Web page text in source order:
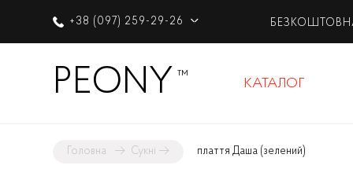
+38 (097) 259-29-26
PEONY ™ КАТАЛОГ
Головна → Сукні → плаття Даша (зелений)